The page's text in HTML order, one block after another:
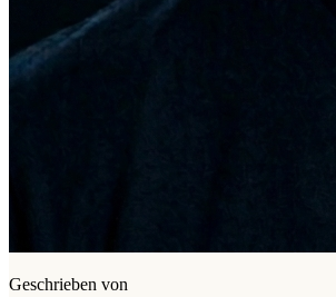
Geschrieben von